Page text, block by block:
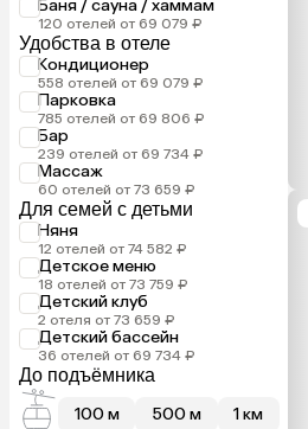
Баня / сауна / хаммам
120 отелей от 69 079 ₽
Удобства в отеле
Кондиционер
558 отелей от 69 079 ₽
Парковка
785 отелей от 69 806 ₽
Бар
239 отелей от 69 734 ₽
Массаж
60 отелей от 73 659 ₽
Для семей с детьми
Няня
12 отелей от 74 582 ₽
Детское меню
18 отелей от 73 759 ₽
Детский клуб
2 отеля от 73 659 ₽
Детский бассейн
36 отелей от 69 734 ₽
До подъёмника
100 м
500 м
1 км